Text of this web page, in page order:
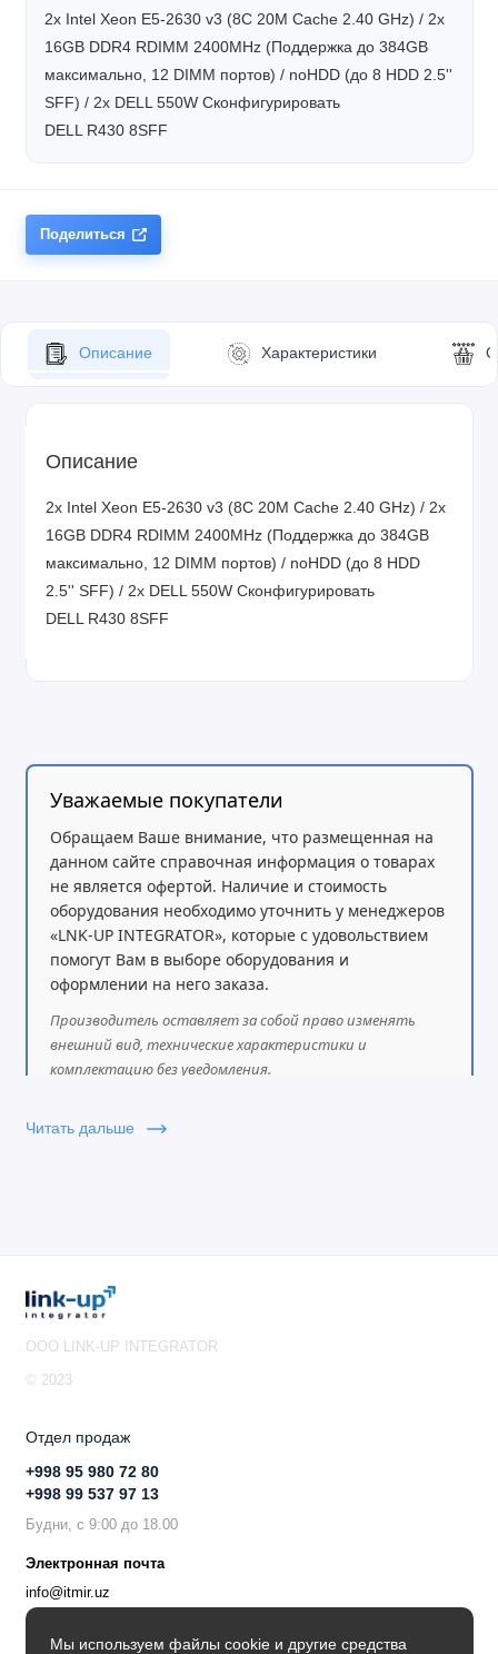
2x Intel Xeon E5-2630 v3 (8C 20M Cache 2.40 GHz) / 2x
16GB DDR4 RDIMM 2400MHz (Поддержка до 384GB
максимально, 12 DIMM портов) / noHDD (до 8 HDD 2.5''
SFF) / 2x DELL 550W Сконфигурировать
DELL R430 8SFF
Поделиться
Описание Характеристики
Описание
2x Intel Xeon E5-2630 v3 (8C 20M Cache 2.40 GHz) / 2x
16GB DDR4 RDIMM 2400MHz (Поддержка до 384GB
максимально, 12 DIMM портов) / noHDD (до 8 HDD
2.5'' SFF) / 2x DELL 550W Сконфигурировать
DELL R430 8SFF
Уважаемые покупатели
Обращаем Ваше внимание, что размещенная на
данном сайте справочная информация о товарах
не является офертой. Наличие и стоимость
оборудования необходимо уточнить у менеджеров
«LNK-UP INTEGRATOR», которые с удовольствием
помогут Вам в выборе оборудования и
оформлении на него заказа.
Производитель оставляет за собой право изменять
внешний вид, технические характеристики и
комплектацию без уведомления.
Читать дальше
Мы используем файлы cookie и другие средства
OOO LINK-UP INTEGRATOR
© 2023
Отдел продаж
+998 95 980 72 80
+998 99 537 97 13
Будни, с 9:00 до 18.00
Электронная почта
info@itmir.uz
Поддержка в мессенджере